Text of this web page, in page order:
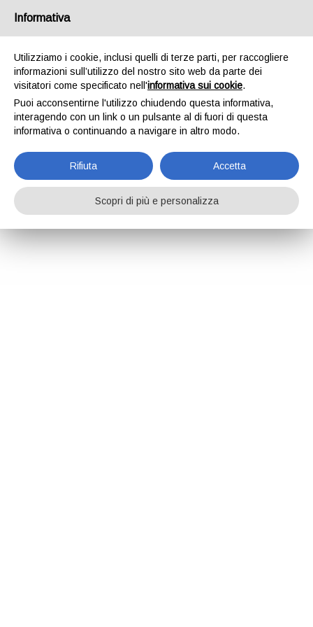
Informativa
Utilizziamo i cookie, inclusi quelli di terze parti, per raccogliere
informazioni sull’utilizzo del nostro sito web da parte dei
visitatori come specificato nell'informativa sui cookie.
Puoi acconsentirne l'utilizzo chiudendo questa informativa,
interagendo con un link o un pulsante al di fuori di questa
informativa o continuando a navigare in altro modo.
Rifiuta Accetta
Scopri di più e personalizza